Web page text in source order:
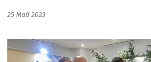
25 Май 2023